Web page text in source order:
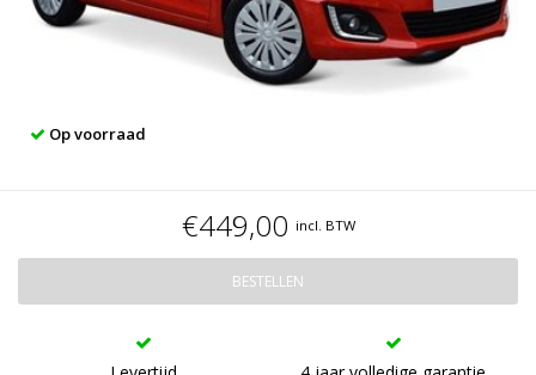
Op voorraad
€449,00 incl. BTW
BESTELLEN